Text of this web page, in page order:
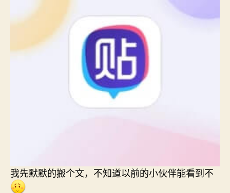
我先默默的搬个文，不知道以前的小伙伴能看到不